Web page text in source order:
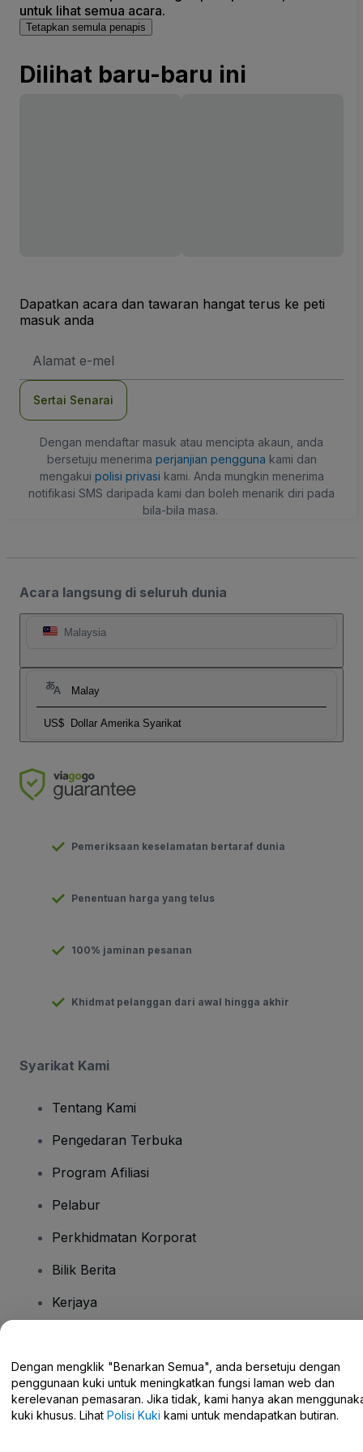
untuk lihat semua acara.
Tetapkan semula penapis
Dilihat baru-baru ini
Dapatkan acara dan tawaran hangat terus ke peti
masuk anda
E-
Sertai Senarai
Dengan mendaftar masuk atau mencipta akaun, anda
bersetuju menerima perjanjian pengguna kami dan
mengakui polisi privasi kami. Anda mungkin menerima
notifikasi SMS daripada kami dan boleh menarik diri pada
bila-bila masa.
Acara langsung di seluruh dunia
Malaysia
Malay
US$ Dollar Amerika Syarikat
Pemeriksaan keselamatan bertaraf dunia
Penentuan harga yang telus
100% jaminan pesanan
Khidmat pelanggan dari awal hingga akhir
Syarikat Kami
Tentang Kami
Pengedaran Terbuka
Program Afiliasi
Pelabur
Perkhidmatan Korporat
Bilik Berita
Kerjaya
Pusat Bantuan / Hubungi Kami
Dengan mengklik "Benarkan Semua", anda bersetuju dengan
penggunaan kuki untuk meningkatkan fungsi laman web dan
kerelevanan pemasaran. Jika tidak, kami hanya akan
kuki khusus. Lihat Polisi Kuki kami untuk mendapatkan butiran.